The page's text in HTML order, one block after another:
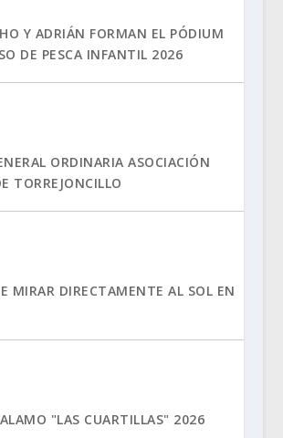
Y ADRIÁN FORMAN EL PÓDIUM
DE PESCA INFANTIL 2026
ORDINARIA ASOCIACIÓN
TORREJONCILLO
MIRAR DIRECTAMENTE AL SOL EN
"LAS CUARTILLAS" 2026